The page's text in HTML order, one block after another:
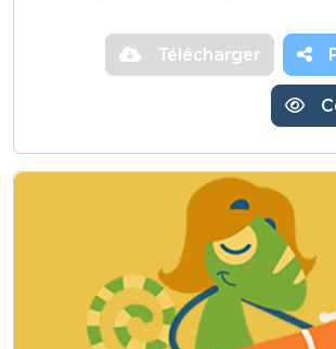
Télécharger